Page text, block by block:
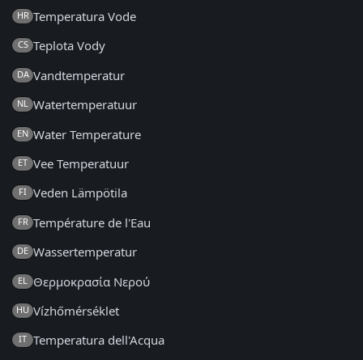
HR Temperatura Vode
CS Teplota Vody
DA Vandtemperatur
NL Watertemperatuur
EN Water Temperature
ET Vee Temperatuur
FI Veden Lämpötila
FR Température de l'Eau
DE Wassertemperatur
EL Θερμοκρασία Νερού
HU Vízhőmérséklet
IT Temperatura dell'Acqua